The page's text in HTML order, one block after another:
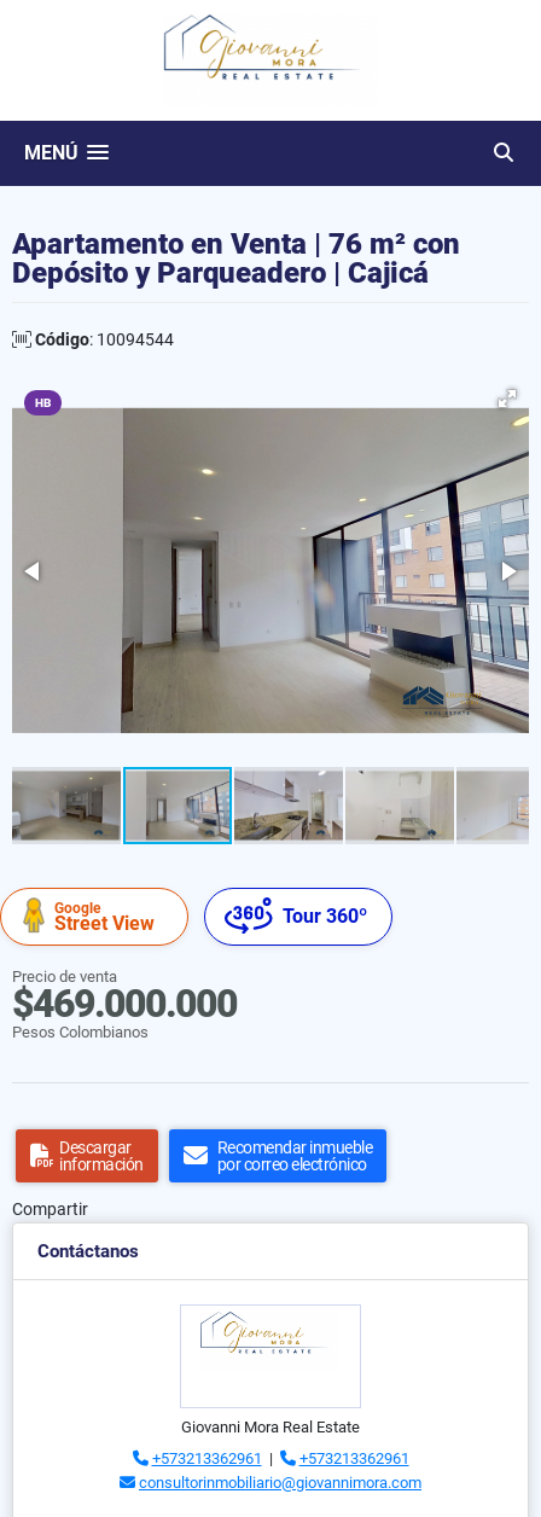
MENÚ
Apartamento en Venta | 76 m² con
Depósito y Parqueadero | Cajicá
Código: 10094544
HB
Google
Street View Tour 360º
Precio de venta
$469.000.000
Pesos Colombianos
Descargar
información
Recomendar inmueble
por correo electrónico
Compartir
Contáctanos
Giovanni Mora Real Estate
+573213362961 |
+573213362961
consultorinmobiliario@giovannimora.com